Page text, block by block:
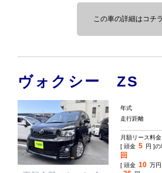
この車の詳細はコチ
ヴォクシー ZS
年式
走行距離
月額リース料金
[ 頭金 5 円 ]の
回
[ 頭金 10 万